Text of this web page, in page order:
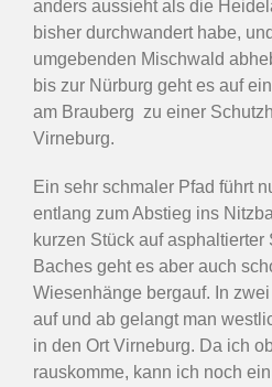
anders aussieht als die
bisher durchwandert habe,
umgebenden Mischwald
bis zur Nürburg geht es auf
am Brauberg zu einer
Virneburg.
Ein sehr schmaler Pfad führt
entlang zum Abstieg ins
kurzen Stück auf
Baches geht es aber auch
Wiesenhänge bergauf. In
auf und ab gelangt man
in den Ort Virneburg. Da ich
rauskomme, kann ich noch